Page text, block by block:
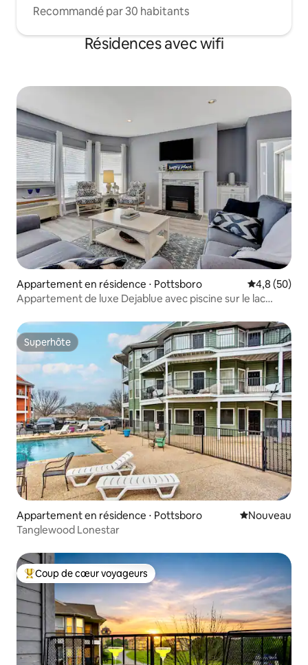
Recommandé par 30 habitants
Résidences avec wifi
Appartement en résidence ⋅ Pottsboro Évaluation
4,8 (50)
Appartement de luxe Dejablue avec piscine sur le lac
Superhôte
Superhôte
Appartement en résidence ⋅ Pottsboro Nouvel
Nouveau
Tanglewood Lonestar
Coups de cœur voyageurs les plus appréciés
Coup de cœur voyageurs